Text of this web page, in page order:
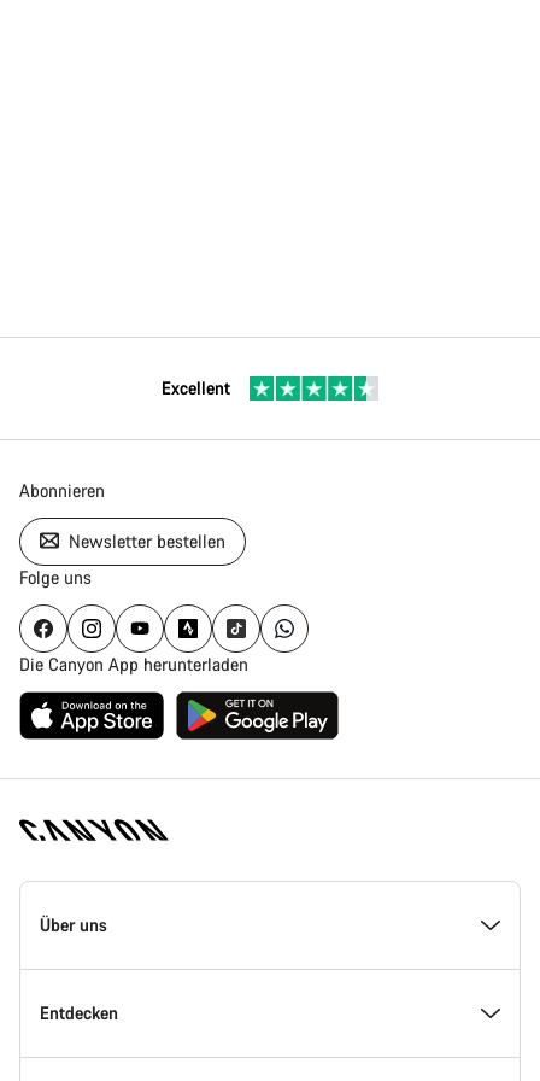
Excellent
Abonnieren
Newsletter bestellen
Folge uns
Die Canyon App herunterladen
Canyon
Homepage
Über uns
Inside Canyon
Entdecken